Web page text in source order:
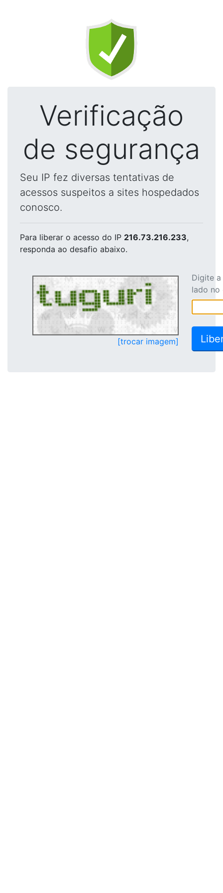
Verificação
de segurança
Seu IP fez diversas tentativas de
acessos suspeitos a sites hospedados
conosco.
Para liberar o acesso do IP 216.73.216.233,
responda ao desafio abaixo.
[trocar imagem]
Digite
lado no